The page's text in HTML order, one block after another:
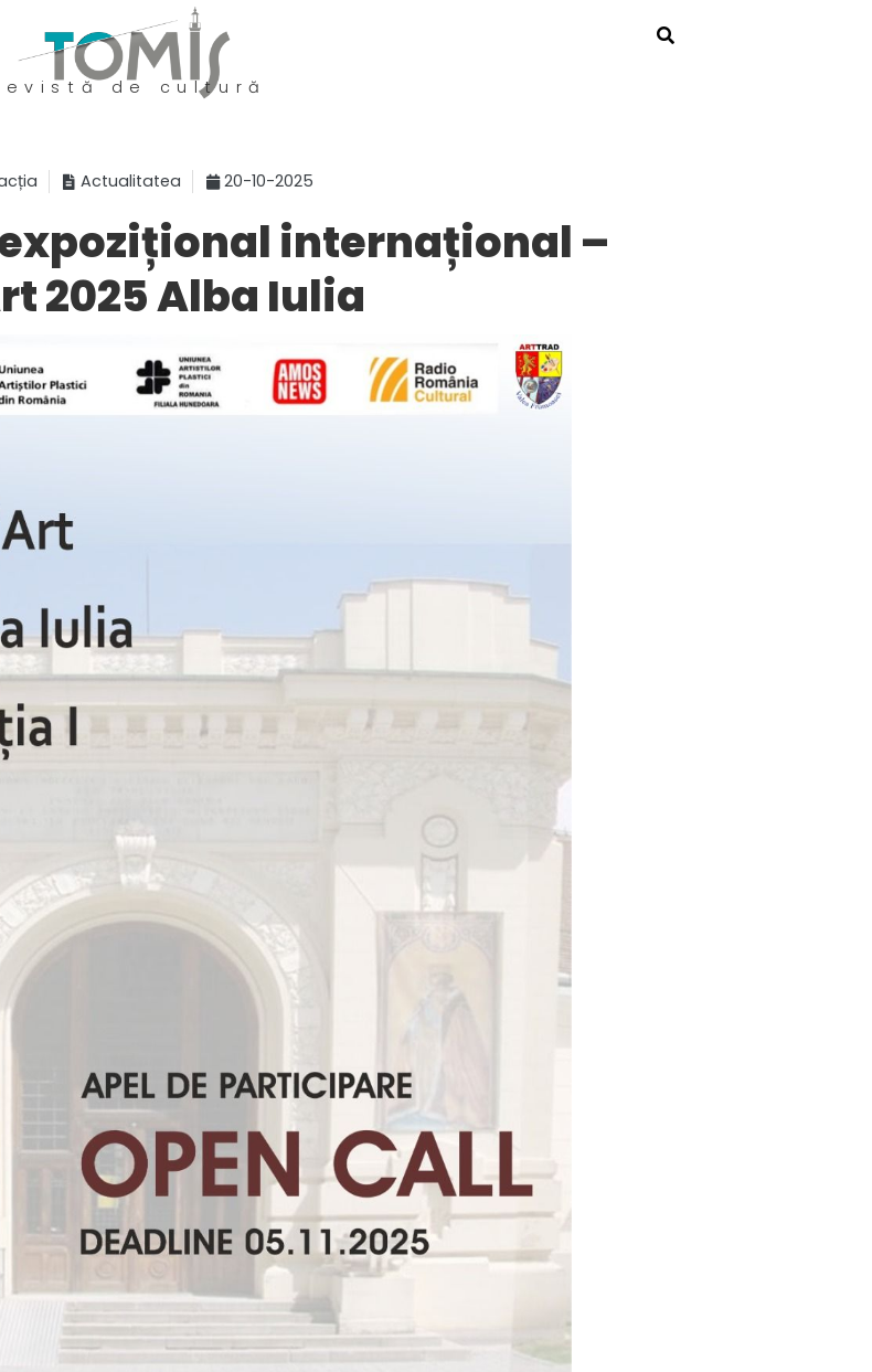
de cultură
Actualitatea 20-10-2025
internațional –
2025 Alba Iulia